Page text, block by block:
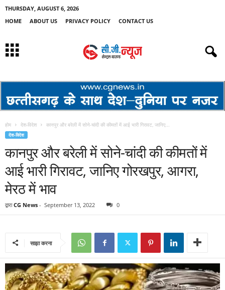
THURSDAY, AUGUST 6, 2026
HOME
ABOUT US PRIVACY POLICY CONTACT US
होम देश-विदेश कानपुर और बरेली में सोने-चांदी की कीमतों में आई भारी गिरावट, जानिए...
देश-विदेश
कानपुर और बरेली में सोने-चांदी की कीमतों में
आई भारी गिरावट, जानिए गोरखपुर, आगरा,
मेरठ में भाव
द्वारा CG News - September 13, 2022 0
साझा करना